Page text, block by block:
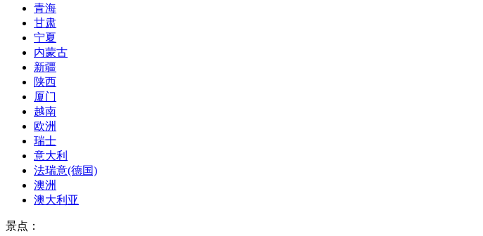
青海
甘肃
宁夏
内蒙古
新疆
陕西
厦门
越南
欧洲
瑞士
意大利
法瑞意(德国)
澳洲
澳大利亚
景点：